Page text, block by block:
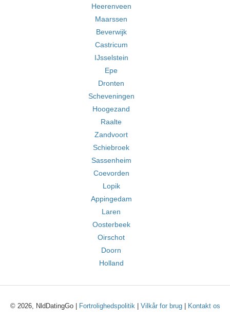
Heerenveen
Maarssen
Beverwijk
Castricum
IJsselstein
Epe
Dronten
Scheveningen
Hoogezand
Raalte
Zandvoort
Schiebroek
Sassenheim
Coevorden
Lopik
Appingedam
Laren
Oosterbeek
Oirschot
Doorn
Holland
© 2026, NldDatingGo | Fortrolighedspolitik| Vilkår for brug| Kontakt os